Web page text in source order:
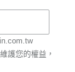
護您的權益，